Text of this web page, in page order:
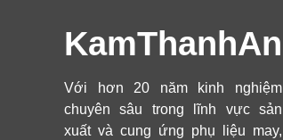
KamThanhAn
Với hơn 20 năm kinh nghiệm
chuyên sâu trong lĩnh vực sản
xuất và cung ứng phụ liệu may,